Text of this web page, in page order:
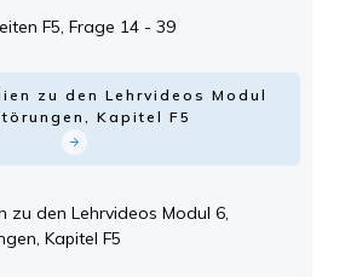
F5, Frage 14 - 39
zu den Lehrvideos Modul
Kapitel F5
zu den Lehrvideos Modul 6,
Kapitel F5